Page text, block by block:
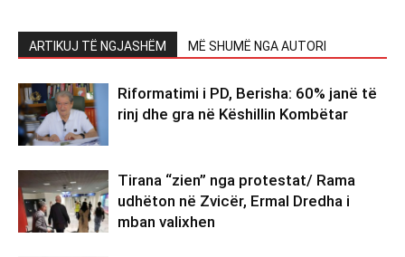
ARTIKUJ TË NGJASHËM MË SHUMË NGA AUTORI
Riformatimi i PD, Berisha: 60% janë të
rinj dhe gra në Këshillin Kombëtar
Tirana “zien” nga protestat/ Rama
udhëton në Zvicër, Ermal Dredha i
mban valixhen